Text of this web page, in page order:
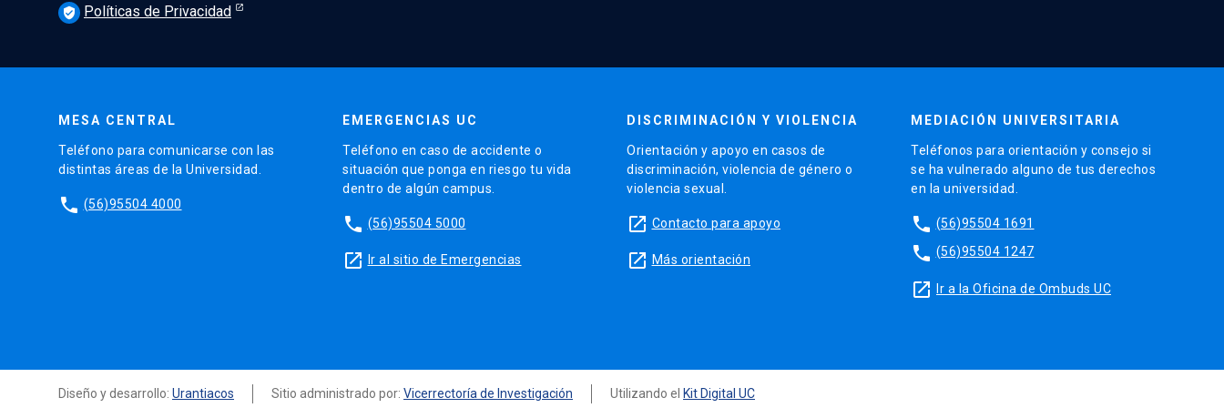
verified_user Políticas de Privacidad
MESA CENTRAL
Teléfono para comunicarse con las
distintas áreas de la Universidad.
phone (56)95504 4000
EMERGENCIAS UC
Teléfono en caso de accidente o
situación que ponga en riesgo tu vida
dentro de algún campus.
phone (56)95504 5000
launch Ir al sitio de Emergencias
DISCRIMINACIÓN Y VIOLENCIA
Orientación y apoyo en casos de
discriminación, violencia de género o
violencia sexual.
launch Contacto para apoyo
launch Más orientación
MEDIACIÓN UNIVERSITARIA
Teléfonos para orientación y consejo si
se ha vulnerado alguno de tus derechos
en la universidad.
phone (56)95504 1691
phone (56)95504 1247
launch Ir a la Oficina de Ombuds UC
Diseño y desarrollo: Urantiacos Sitio administrado por: Vicerrectoría de Investigación Utilizando el Kit Digital UC